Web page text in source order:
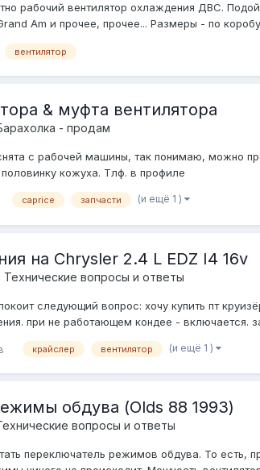
рабочий вентилятор охлаждения ДВС.
Am и прочее, прочее... Размеры - по
вентилятор
& муфта вентилятора
- продам
с рабочей машины, так понимаю, можно
кожуха. Тлф. в профиле
caprice запчасти (и ещё 1 )
на Chrysler 2.4 L EDZ I4 16v
Технические вопросы и ответы
следующий вопрос: хочу купить пт
при не работающем кондее - включается.
крайслер вентилятор (и ещё 1 )
обдува (Olds 88 1993)
вопросы и ответы
переключатель режимов обдува. То есть,